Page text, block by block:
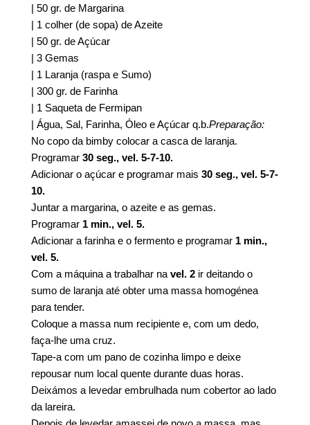
| 50 gr. de Margarina
| 1 colher (de sopa) de Azeite
| 50 gr. de Açúcar
| 3 Gemas
| 1 Laranja (raspa e Sumo)
| 300 gr. de Farinha
| 1 Saqueta de Fermipan
| Água, Sal, Farinha, Óleo e Açúcar q.b.Preparação:
No copo da bimby colocar a casca de laranja.
Programar30 seg., vel. 5-7-10.
Adicionar o açúcar e programar mais30 seg., vel. 5-7-
10.
Juntar a margarina, o azeite e as gemas.
Programar 1 min., vel. 5.
Adicionar a farinha e o fermento e programar 1 min.,
vel. 5.
Com a máquina a trabalhar navel. 2 ir deitando o
sumo de laranja até obter uma massa homogénea
para tender.
Coloque a massa num recipiente e, com um dedo,
faça-lhe uma cruz.
Tape-a com um pano de cozinha limpo e deixe
repousar num local quente durante duas horas.
Deixámos a levedar embrulhada num cobertor ao lado
da lareira.